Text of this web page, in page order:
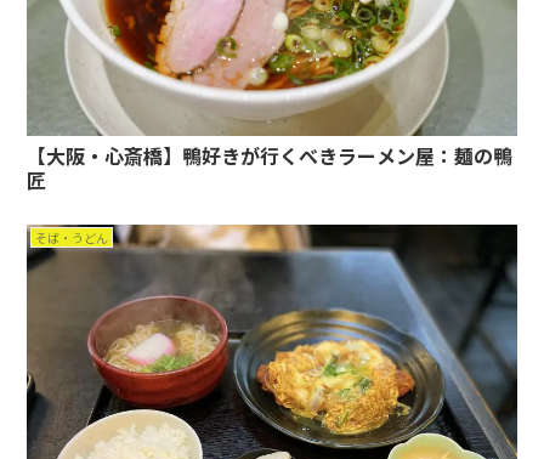
【大阪・心斎橋】鴨好きが行くべきラーメン屋：麺の鴨
匠
そば・うどん